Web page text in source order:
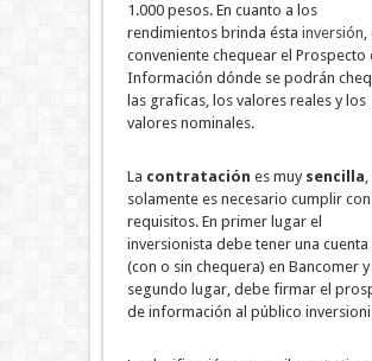
1.000 pesos. En cuanto a los
rendimientos brinda ésta inversión,
conveniente chequear el Prospecto
Información dónde se podrán
las graficas, los valores reales y los
valores nominales.
La contratación es muy sencilla,
solamente es necesario cumplir
requisitos. En primer lugar el
inversionista debe tener una cuenta
(con o sin chequera) en Bancomer y
segundo lugar, debe firmar el
de información al público